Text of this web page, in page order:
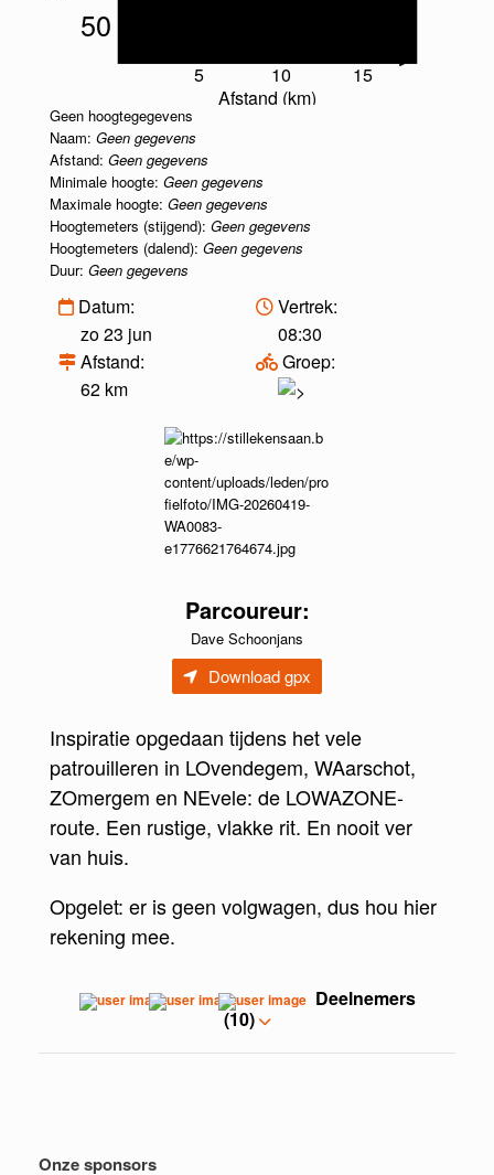
50
5 10
15
Afstand (km)
Geen hoogtegegevens
Naam: Geen gegevens
Afstand: Geen gegevens
Minimale hoogte: Geen gegevens
Maximale hoogte: Geen gegevens
Hoogtemeters (stijgend): Geen gegevens
Hoogtemeters (dalend): Geen gegevens
Duur: Geen gegevens
Datum:
zo 23 jun
Vertrek:
08:30
Afstand:
62 km
Groep:
Parcoureur:
Dave Schoonjans
Download gpx
Inspiratie opgedaan tijdens het vele
patrouilleren in LOvendegem, WAarschot,
ZOmergem en NEvele: de LOWAZONE-
route. Een rustige, vlakke rit. En nooit ver
van huis.
Opgelet: er is geen volgwagen, dus hou hier
rekening mee.
Deelnemers
(10)
Onze sponsors